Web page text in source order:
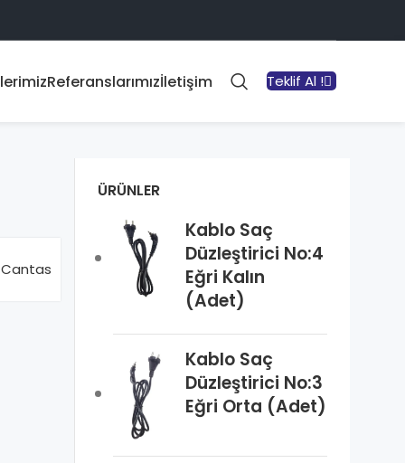
Referanslarımızİletişim Teklif Al !
Cantas
ÜRÜNLER
Kablo Saç
Düzleştirici No:4
Eğri Kalın
(Adet)
Kablo Saç
Düzleştirici No:3
Eğri Orta (Adet)